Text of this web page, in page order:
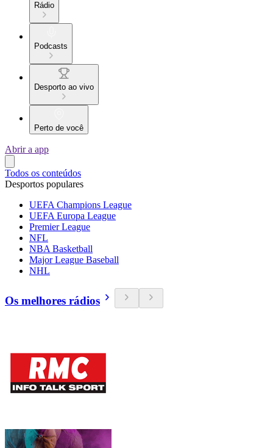
Rádio
Podcasts
Desporto ao vivo
Perto de você
Abrir a app
Todos os conteúdos
Desportos populares
UEFA Champions League
UEFA Europa League
Premier League
NFL
NBA Basketball
Major League Baseball
NHL
Os melhores rádios